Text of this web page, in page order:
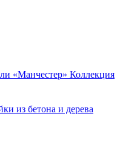
«Манчестер» Коллекция
из бетона и дерева